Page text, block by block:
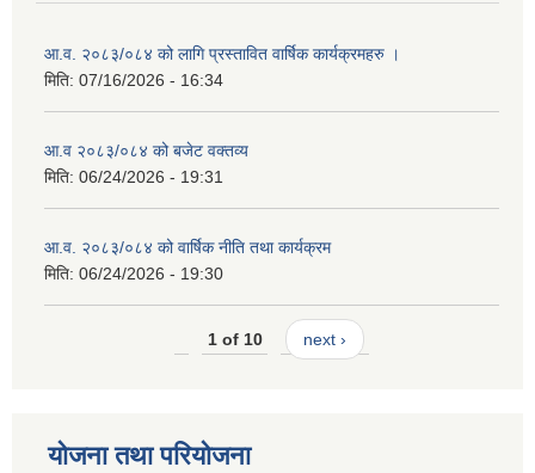
आ.व. २०८३/०८४ को लागि प्रस्तावित वार्षिक कार्यक्रमहरु ।
मिति: 07/16/2026 - 16:34
आ.व २०८३/०८४ को बजेट वक्तव्य
मिति: 06/24/2026 - 19:31
आ.व. २०८३/०८४ को वार्षिक नीति तथा कार्यक्रम
मिति: 06/24/2026 - 19:30
1 of 10 next ›
योजना तथा परियोजना